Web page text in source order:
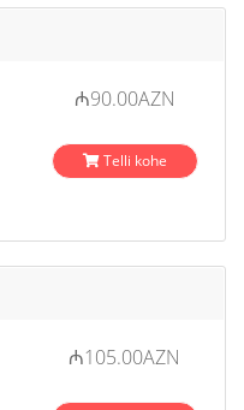
₼90.00AZN
Telli kohe
₼105.00AZN